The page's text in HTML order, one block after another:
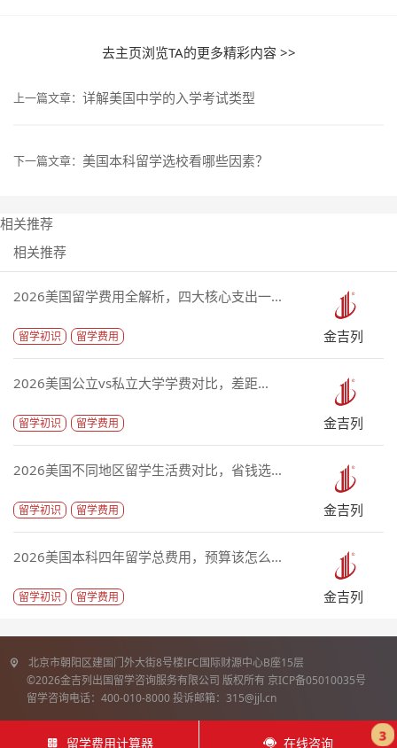
去主页浏览TA的更多精彩内容 >>
上一篇文章： 详解美国中学的入学考试类型
下一篇文章： 美国本科留学选校看哪些因素？
相关推荐
相关推荐
2026美国留学费用全解析，四大核心支出一...
留学初识 留学费用 金吉列
2026美国公立vs私立大学学费对比，差距...
留学初识 留学费用 金吉列
2026美国不同地区留学生活费对比，省钱选...
留学初识 留学费用 金吉列
2026美国本科四年留学总费用，预算该怎么...
留学初识 留学费用 金吉列
北京市朝阳区建国门外大街8号楼IFC国际财源中心B座15层
©2026金吉列出国留学咨询服务有限公司 版权所有 京ICP备05010035号
留学咨询电话：400-010-8000 投诉邮箱：315@jjl.cn
留学费用计算器 在线咨询 3